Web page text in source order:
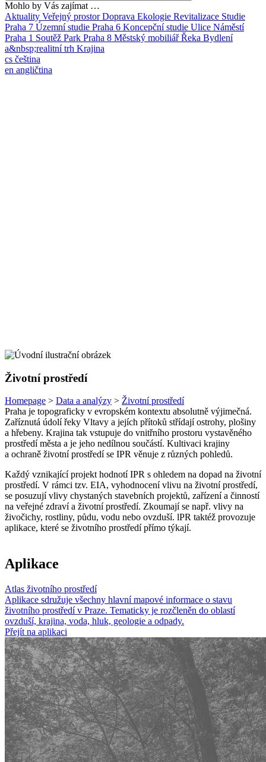
Mohlo by Vás zajímat …
Aktuality Veřejný prostorDoprava Ekologie Revitalizace Studie
Praha 7 Územní studie Praha 6 Koncepční studie Ulice Náměstí
Praha 1 Soutěž Park Praha 8 Městský mobiliářŘeka Bydlení
a&nbsp;realitní trh Krajina
cs čeština
en angličtina
Životní prostředí
Homepage > Data a analýzy > Životní prostředí
Praha je topograficky v evropském kontextu absolutně výjimečná.
Zaříznutá údolí řeky Vltavy a jejích přítoků střídají ostrohy, plošiny
a hřebeny. Krajina tak vstupuje do vnitřního prostoru vystavěného
prostředí města a je jeho nedílnou součástí. Kultivaci krajiny
a ochraně životní prostředí se IPR věnuje z různých pohledů.
Každý vznikající projekt hodnotí IPR s ohledem na dopad na životní
prostředí. V rámci tzv. EIA, vyhodnocení vlivu na životní prostředí,
se posuzují vlivy chystaných stavebních projektů, zařízení a činností
na veřejné zdraví a životní prostředí. Zkoumají se např. vlivy na
živočichy, rostliny, půdu, vodu nebo ovzduší. lPR taktéž provozuje
aplikace, které se životního prostředí přímo týkají.
Aplikace
Atlas životního prostředí
Aplikace sdružuje všechny hlavní mapové informace o stavu
životního prostředí v Praze. Tematicky je rozčleněn do oblastí
ovzduší, krajina, voda, hluk, geologie a odpady.
Přejít na aplikaci